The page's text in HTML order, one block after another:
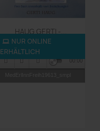
 Vorschau
HAUG GERTI -...
9,90 €
NUR ONLINE
ERHÄLTLICH
MedErlInnFreih19613_smpl
00:00